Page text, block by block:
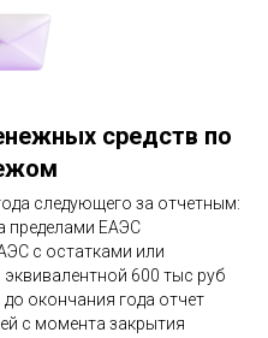
средств по
следующего за отчетным:
пределами ЕАЭС
с остатками или
600 тыс руб
окончания года отчет
с момента закрытия